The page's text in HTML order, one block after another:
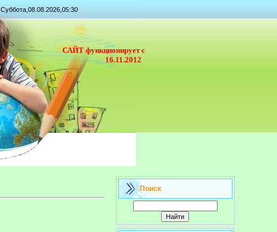
Суббота,08.08.2026,05:30
САЙТ функционирует с
16.11.2012
Поиск